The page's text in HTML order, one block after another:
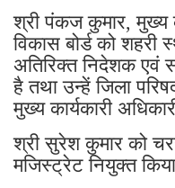
श्री पंकज कुमार, मुख्य
विकास बोर्ड को शहरी
अतिरिक्त निदेशक एवं
है तथा उन्हें जिला
मुख्य कार्यकारी
श्री सुरेश कुमार को
मजिस्ट्रेट नियुक्त